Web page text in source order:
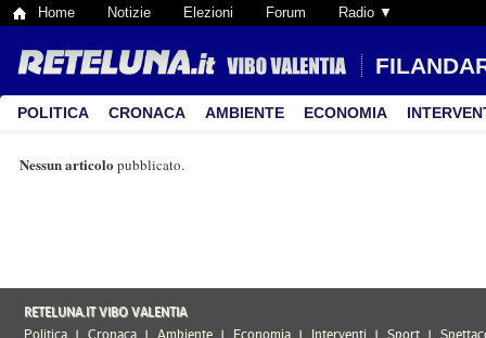
Home Notizie Elezioni Forum Radio ▼
POLITICA CRONACA AMBIENTE ECONOMIA
Nessun articolo pubblicato.